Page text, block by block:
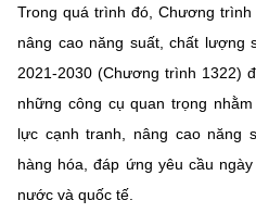
BỘ KHOA HỌC VÀ
Điều khoản sử dụng Theo dõi
Trong quá trình đó, Chương
nâng cao năng suất, chất lượng
2021-2030 (Chương trình 1322)
những công cụ quan trọng
lực cạnh tranh, nâng cao năng
hàng hóa, đáp ứng yêu cầu
nước và quốc tế.